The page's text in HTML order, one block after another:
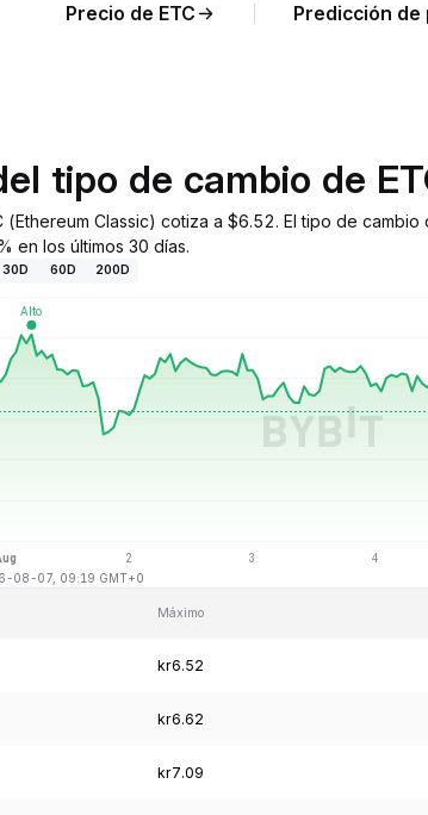
Precio de ETC Predicción de
tipo de cambio de
(Ethereum Classic) cotiza a $6.52. El tipo de
en los últimos 30 días.
30D 60D 200D
08-07, 09:19 GMT+0
Máximo
kr6.52
kr6.62
kr7.09